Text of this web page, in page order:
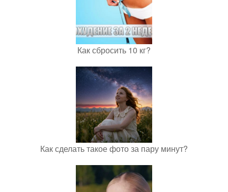
Как сбросить 10 кг?
Как сделать такое фото за пару минут?